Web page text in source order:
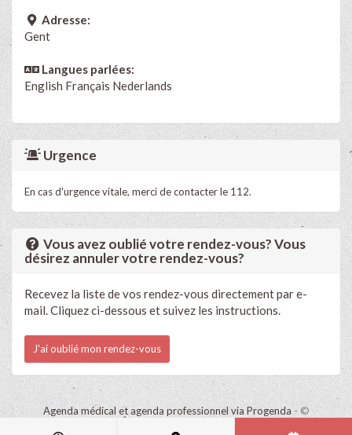
Adresse:
Gent
Langues parlées:
English Français Nederlands
Urgence
En cas d'urgence vitale, merci de contacter le 112.
Vous avez oublié votre rendez-vous? Vous
désirez annuler votre rendez-vous?
Recevez la liste de vos rendez-vous directement par e-
mail. Cliquez ci-dessous et suivez les instructions.
J'ai oublié mon rendez-vous
Agenda médical et agenda professionnel via Progenda- ©